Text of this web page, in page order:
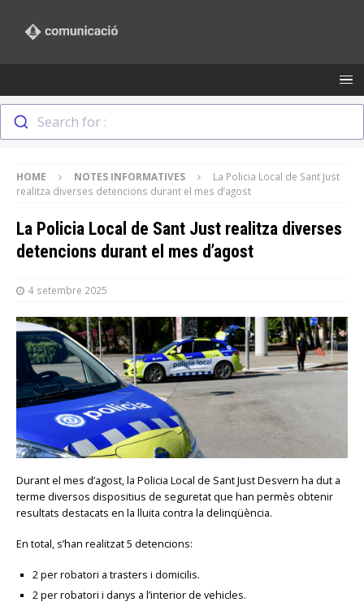
Search for :
HOME NOTES INFORMATIVES
La Policia Local de Sant Just
realitza diverses detencions durant el mes d’agost
La Policia Local de Sant Just realitza diverses
detencions durant el mes d’agost
4 setembre 2025
Durant el mes d’agost, la Policia Local de Sant Just Desvern ha dut a
terme diversos dispositius de seguretat que han permès obtenir
resultats destacats en la lluita contra la delinqüència.
En total, s’han realitzat 5 detencions:
2 per robatori a trasters i domicilis.
2 per robatori i danys a l’interior de vehicles.